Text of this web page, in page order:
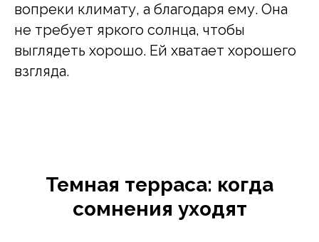
вопреки климату, а благодаря ему. Она
не требует яркого солнца, чтобы
выглядеть хорошо. Ей хватает хорошего
взгляда.
Темная терраса: когда
сомнения уходят